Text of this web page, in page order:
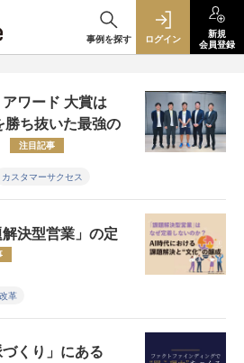
事例を探す ログイン
新規
会員登録
ワード 大賞は
ち抜いた最強の
注目記事
カスタマーサクセス
決型営業」の定
革
くり」にある